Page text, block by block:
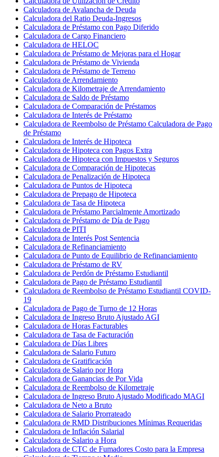
Calculadora de Avalancha de Deuda
Calculadora del Ratio Deuda-Ingresos
Calculadora de Préstamo con Pago Diferido
Calculadora de Cargo Financiero
Calculadora de HELOC
Calculadora de Préstamo de Mejoras para el Hogar
Calculadora de Préstamo de Vivienda
Calculadora de Préstamo de Terreno
Calculadora de Arrendamiento
Calculadora de Kilometraje de Arrendamiento
Calculadora de Saldo de Préstamo
Calculadora de Comparación de Préstamos
Calculadora de Interés de Préstamo
Calculadora de Reembolso de Préstamo Calculadora de Pago
de Préstamo
Calculadora de Interés de Hipoteca
Calculadora de Hipoteca con Pagos Extra
Calculadora de Hipoteca con Impuestos y Seguros
Calculadora de Comparación de Hipotecas
Calculadora de Penalización de Hipoteca
Calculadora de Puntos de Hipoteca
Calculadora de Prepago de Hipoteca
Calculadora de Tasa de Hipoteca
Calculadora de Préstamo Parcialmente Amortizado
Calculadora de Préstamo de Día de Pago
Calculadora de PITI
Calculadora de Interés Post Sentencia
Calculadora de Refinanciamiento
Calculadora de Punto de Equilibrio de Refinanciamiento
Calculadora de Préstamo de RV
Calculadora de Perdón de Préstamo Estudiantil
Calculadora de Pago de Préstamo Estudiantil
Calculadora de Reembolso de Préstamo Estudiantil COVID-
19
Calculadora de Pago de Turno de 12 Horas
Calculadora de Ingreso Bruto Ajustado AGI
Calculadora de Horas Facturables
Calculadora de Tasa de Facturación
Calculadora de Días Libres
Calculadora de Salario Futuro
Calculadora de Gratificación
Calculadora de Salario por Hora
Calculadora de Ganancias de Por Vida
Calculadora de Reembolso de Kilometraje
Calculadora de Ingreso Bruto Ajustado Modificado MAGI
Calculadora de Neto a Bruto
Calculadora de Salario Prorrateado
Calculadora de RMD Distribuciones Mínimas Requeridas
Calculadora de Inflación Salarial
Calculadora de Salario a Hora
Calculadora de CTC de Fumadores Costo para la Empresa